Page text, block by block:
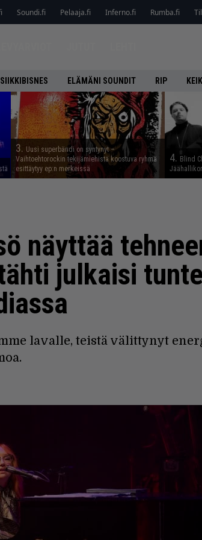
Soundi.fi Pelaaja.fi Inferno.fi Rumba.fi
ELÄMÄNI SOUNDIT RIP
3. Uusi superbändi on syntynyt –
Vaihtoehtorockin tekijämiehistä koostuva ryhmä
esittäytyy ep:n merkeissä
4. Blind
näyttää
julkaisi
lavalle, teistä välittynyt